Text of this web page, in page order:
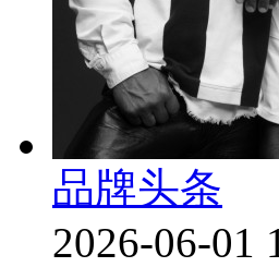
品牌头条
2026-06-01